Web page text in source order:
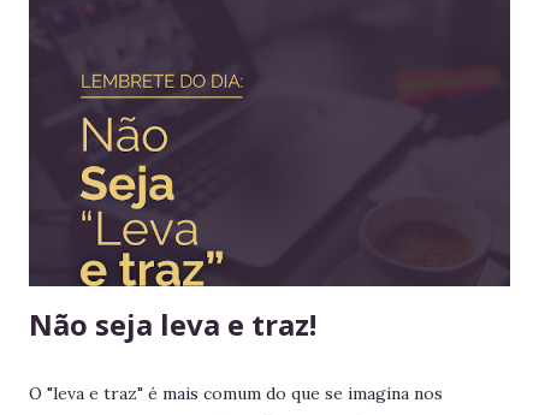
territórios alheios, mas nenhum deles tinha ido tão longe a
ponto de cruzar um oceano para viver e reinar do outro
lado do mundo. Embora os europeus dominassem colônias
imensas em diversos continentes, até aquele momento
nenhum rei havia colocado os pés em seus territórios
ultramarinos para uma simples...
Não seja leva e traz!
O "leva e traz" é mais comum do que se imagina nos